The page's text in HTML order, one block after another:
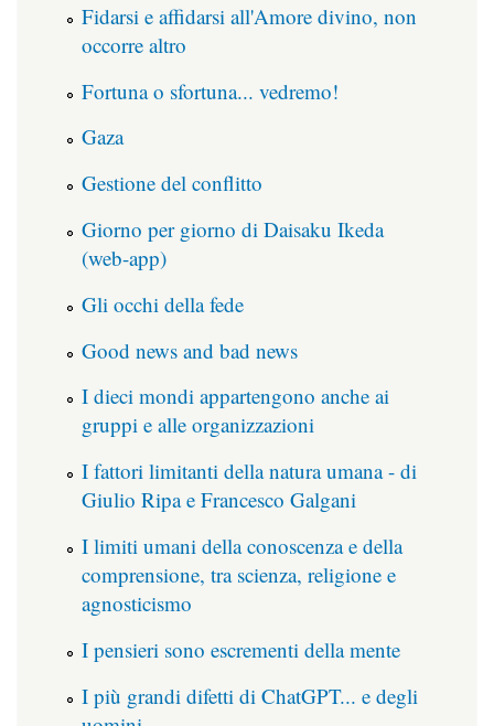
Fidarsi e affidarsi all'Amore divino, non
occorre altro
Fortuna o sfortuna... vedremo!
Gaza
Gestione del conflitto
Giorno per giorno di Daisaku Ikeda
(web-app)
Gli occhi della fede
Good news and bad news
I dieci mondi appartengono anche ai
gruppi e alle organizzazioni
I fattori limitanti della natura umana - di
Giulio Ripa e Francesco Galgani
I limiti umani della conoscenza e della
comprensione, tra scienza, religione e
agnosticismo
I pensieri sono escrementi della mente
I più grandi difetti di ChatGPT... e degli